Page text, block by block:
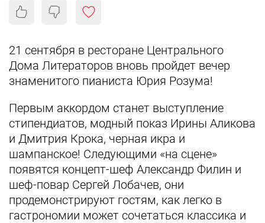
21 сентября в ресторане Центрального
Дома Литераторов вновь пройдет вечер
знаменитого пианиста Юрия Розума!
Первым аккордом станет выступление
стипендиатов, модный показ Ирины Аликова
и Дмитрия Крока, черная икра и
шампанское! Следующими «на сцене»
появятся концепт-шеф Александр Филин и
шеф-повар Сергей Лобачев, они
продемонстрируют гостям, как легко в
гастрономии может сочетаться классика и